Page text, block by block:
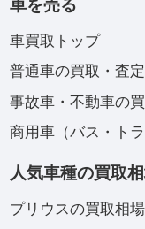
車を売る
車買取トップ
普通車の買取・査
事故車・不動車の
商用車（バス・ト
人気車種の買取
プリウスの買取相場